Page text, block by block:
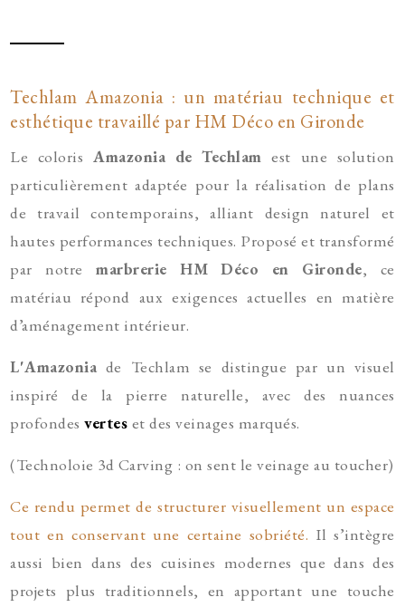
Techlam Amazonia : un matériau technique et
esthétique travaillé par HM Déco en Gironde
Le colorisAmazonia de Techlam est une solution
particulièrement adaptée pour la réalisation de plans
de travail contemporains, alliant design naturel et
hautes performances techniques. Proposé et transformé
par notremarbrerie HM Déco en Gironde, ce
matériau répond aux exigences actuelles en matière
d’aménagement intérieur.
L'Amazonia de Techlam se distingue par un visuel
inspiré de la pierre naturelle, avec des nuances
profondesvertes et des veinages marqués.
(Technoloie 3d Carving : on sent le veinage au toucher)
Ce rendu permet de structurer visuellement un espace
tout en conservant une certaine sobriété. Il s’intègre
aussi bien dans des cuisines modernes que dans des
projets plus traditionnels, en apportant une touche